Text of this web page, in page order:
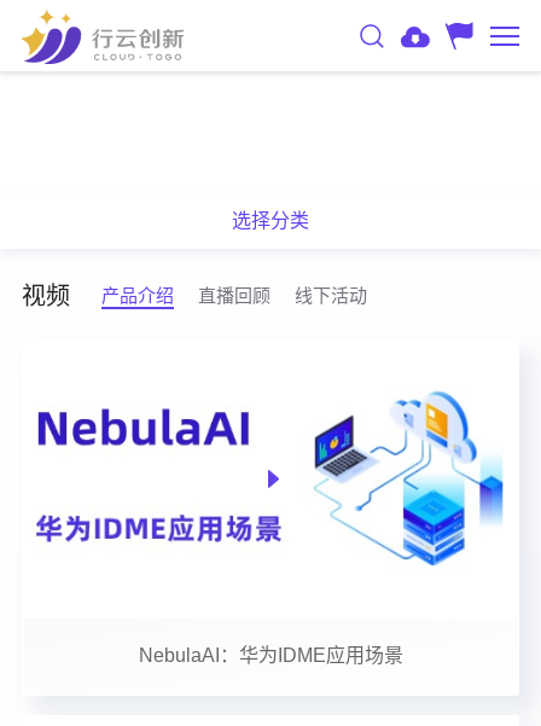
选择分类
视频 产品介绍 直播回顾 线下活动
NebulaAI：华为IDME应用场景